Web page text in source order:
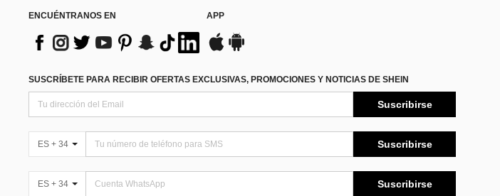
ENCUÉNTRANOS EN APP
SUSCRÍBETE PARA RECIBIR OFERTAS EXCLUSIVAS, PROMOCIONES Y NOTICIAS DE SHEIN
Suscribirse
ES + 34 Suscribirse
ES + 34 Suscribirse